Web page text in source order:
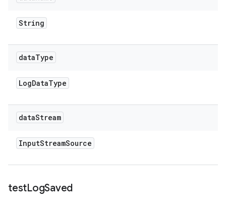
String
dataType
LogDataType
dataStream
InputStreamSource
testLogSaved